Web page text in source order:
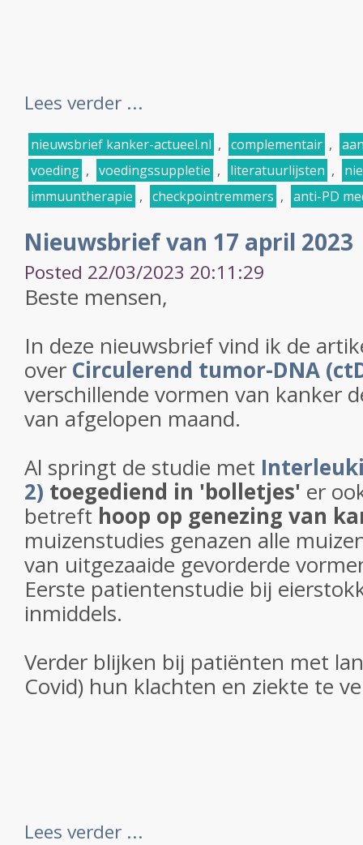
Lees verder ...
nieuwsbrief kanker-actueel.nl , complementair ,
voeding , voedingssuppletie , literatuurlijsten ,
immuuntherapie , checkpointremmers , anti-PD
Nieuwsbrief van 17 april 2023
Posted 22/03/2023 20:11:29
Beste mensen,
In deze nieuwsbrief vind ik de
over Circulerend tumor-DNA
verschillende vormen van kanker
van afgelopen maand.
Al springt de studie met
2) toegediend in 'bolletjes' er
betreft hoop op genezing van
muizenstudies genazen alle
van uitgezaaide gevorderde
Eerste patientenstudie bij
inmiddels.
Verder blijken bij patiënten met
Covid) hun klachten en ziekte te
Lees verder ...